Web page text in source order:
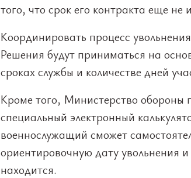
того, что срок его контракта еще не
Координировать процесс
Решения будут приниматься на
сроках службы и количестве дней
Кроме того, Министерство обороны
специальный электронный
военнослужащий сможет
ориентировочную дату увольнения
находится.